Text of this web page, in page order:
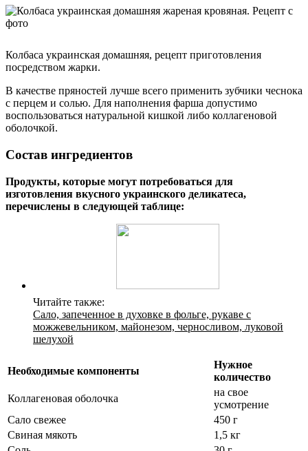
Колбаса украинская домашняя, рецепт приготовления
посредством жарки.
В качестве пряностей лучше всего применить зубчики чеснока
с перцем и солью. Для наполнения фарша допустимо
воспользоваться натуральной кишкой либо коллагеновой
оболочкой.
Состав ингредиентов
Продукты, которые могут потребоваться для
изготовления вкусного украинского деликатеса,
перечислены в следующей таблице:
Читайте также:
Сало, запеченное в духовке в фольге, рукаве с
можжевельником, майонезом, черносливом, луковой
шелухой
Необходимые компоненты
Нужное
количество
Коллагеновая оболочка
на свое
усмотрение
Сало свежее
450 г
Свиная мякоть
1,5 кг